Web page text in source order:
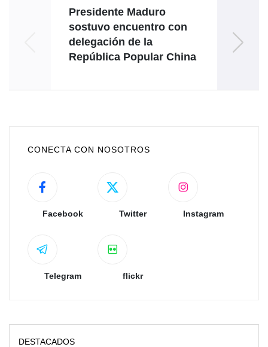
Presidente Maduro
sostuvo encuentro con
delegación de la
República Popular China
CONECTA CON NOSOTROS
Facebook Twitter Instagram
Telegram flickr
DESTACADOS